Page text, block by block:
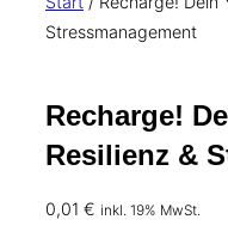
Stressmanagement
Recharge!
Resilienz &
0,01 € inkl. 19% MwSt.